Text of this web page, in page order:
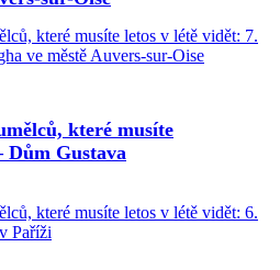
které musíte
Dům Gustava